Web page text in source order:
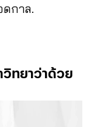
กาล.
ทยาว่าด้วย